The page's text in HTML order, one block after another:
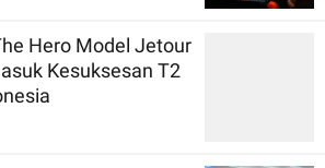
Hero Model Jetour
Kesuksesan T2